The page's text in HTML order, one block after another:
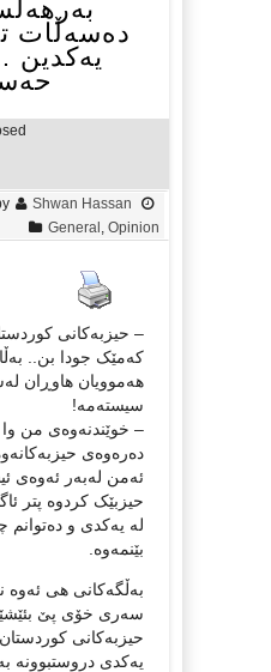
دەسەڵات
Shwan Hassan
General Opinion
– حیزبەکانی
کەمێک جودا بن..
هەموویان هاوڕان
سیستەمە!
– خوێندنەوەی من وا
دەرەوەی
ئەمن لەبەر ئەوەی
حیزبێک کردوە پتر
لە یەکدی و
بێنمەوە.
بەڵگەکانی هی
سەری خۆی پێ
حیزبەکانی
یەکدی دروستبوونە